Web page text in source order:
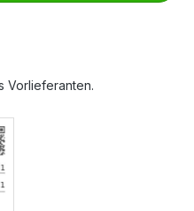
Vorlieferanten.